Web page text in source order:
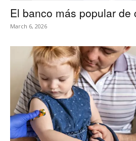
El banco más popular de
March 6, 2026